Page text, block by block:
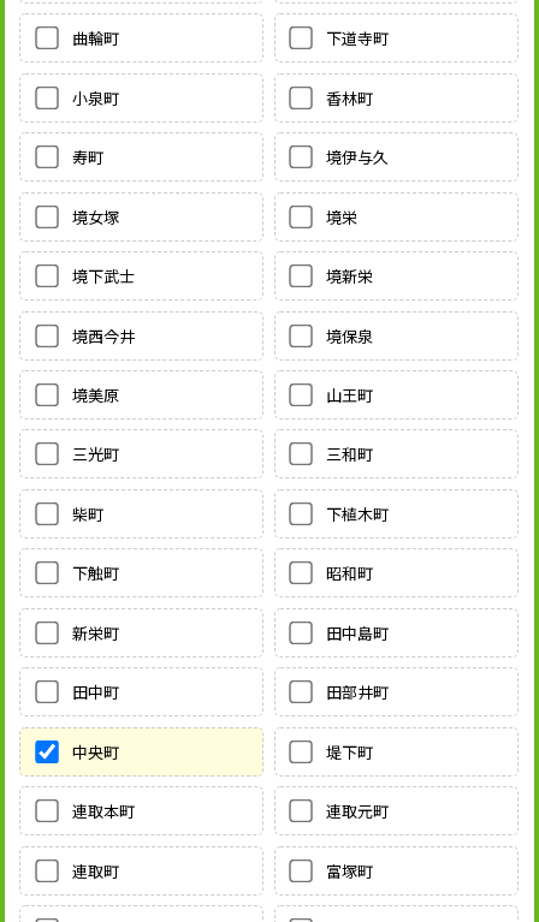
曲輪町 下道寺町
小泉町 香林町
寿町 境伊与久
境女塚 境栄
境下武士 境新栄
境西今井 境保泉
境美原 山王町
三光町 三和町
柴町 下植木町
下触町 昭和町
新栄町 田中島町
田中町 田部井町
中央町 堤下町
連取本町 連取元町
連取町 富塚町